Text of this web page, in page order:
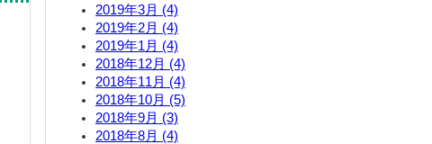
2019年3月 (4)
2019年2月 (4)
2019年1月 (4)
2018年12月 (4)
2018年11月 (4)
2018年10月 (5)
2018年9月 (3)
2018年8月 (4)